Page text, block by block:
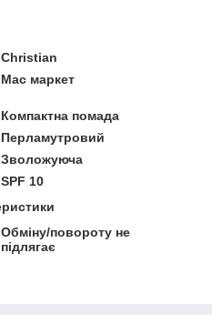
Christian
Мас маркет
Компактна помада
Перламутровий
Зволожуюча
SPF 10
Обміну/повороту не
підлягає